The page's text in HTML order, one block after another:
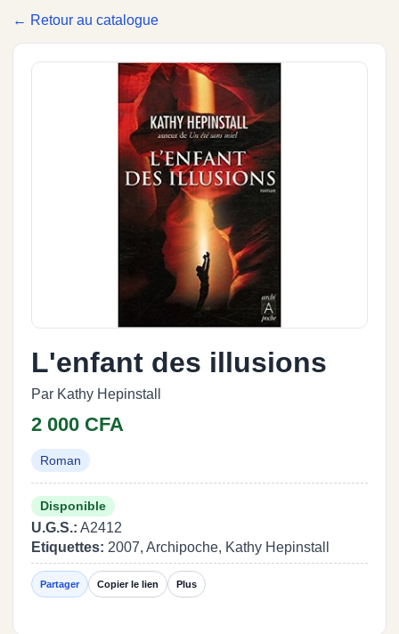
← Retour au catalogue
L'enfant des illusions
Par Kathy Hepinstall
2 000 CFA
Roman
Disponible
U.G.S.: A2412
Etiquettes: 2007, Archipoche, Kathy Hepinstall
Partager Copier le lien Plus